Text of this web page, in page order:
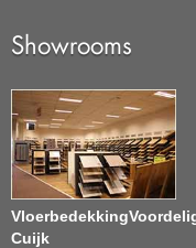
Showrooms
Cuijk